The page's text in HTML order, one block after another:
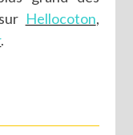
Hellocoton,
.